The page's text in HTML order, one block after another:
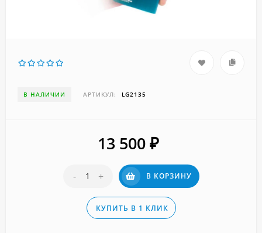
В НАЛИЧИИ АРТИКУЛ: LG2135
13 500 ₽
- + В КОРЗИНУ
КУПИТЬ В 1 КЛИК